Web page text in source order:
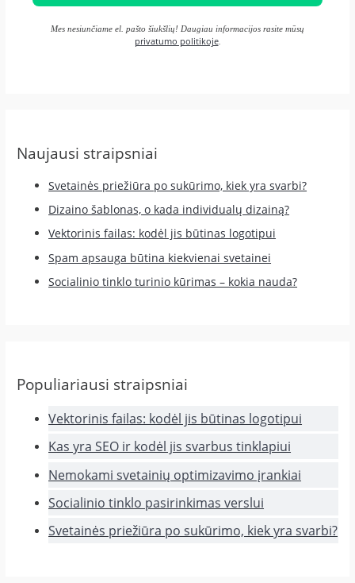
Mes nesiunčiame el. pašto šiukšlių! Daugiau informacijos rasite mūsų
privatumo politikoje.
Naujausi straipsniai
Svetainės priežiūra po sukūrimo, kiek yra svarbi?
Dizaino šablonas, o kada individualų dizainą?
Vektorinis failas: kodėl jis būtinas logotipui
Spam apsauga būtina kiekvienai svetainei
Socialinio tinklo turinio kūrimas – kokia nauda?
Populiariausi straipsniai
Vektorinis failas: kodėl jis būtinas logotipui
Kas yra SEO ir kodėl jis svarbus tinklapiui
Nemokami svetainių optimizavimo įrankiai
Socialinio tinklo pasirinkimas verslui
Svetainės priežiūra po sukūrimo, kiek yra svarbi?